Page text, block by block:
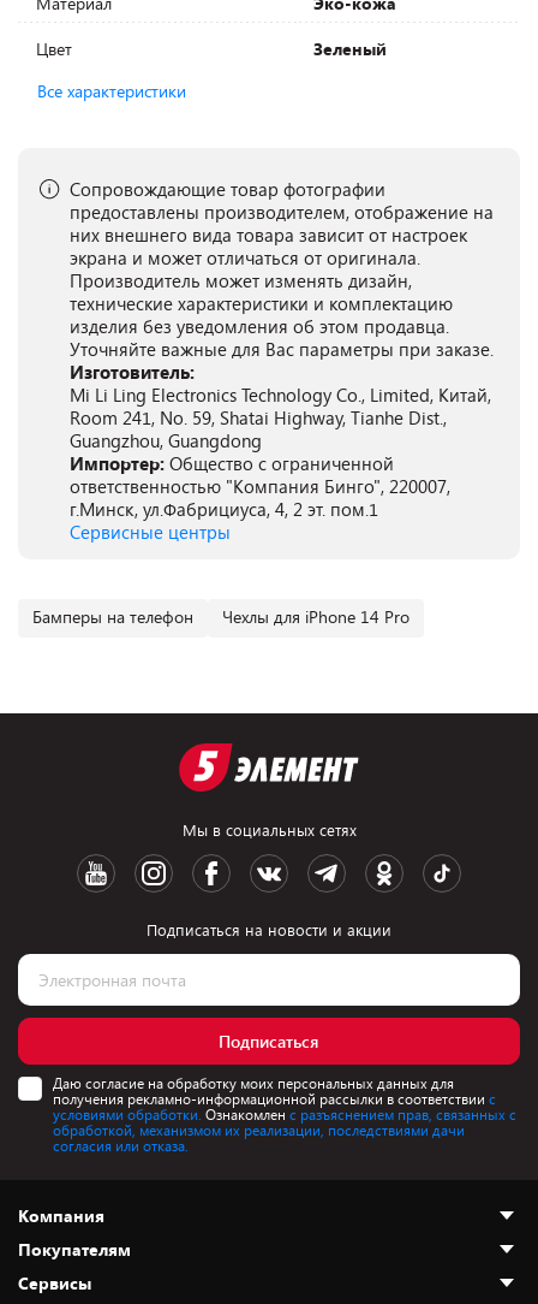
Цвет
Зеленый
Все характеристики
Сопровождающие товар фотографии
предоставлены производителем, отображение на
них внешнего вида товара зависит от настроек
экрана и может отличаться от оригинала.
Производитель может изменять дизайн,
технические характеристики и комплектацию
изделия без уведомления об этом продавца.
Уточняйте важные для Вас параметры при заказе.
Изготовитель:
Mi Li Ling Electronics Technology Co., Limited, Китай,
Room 241, No. 59, Shatai Highway, Tianhe Dist.,
Guangzhou, Guangdong
Импортер: Общество с ограниченной
ответственностью "Компания Бинго", 220007,
г.Минск, ул.Фабрициуса, 4, 2 эт. пом.1
Сервисные центры
Бамперы на телефон Чехлы для iPhone 14 Pro
Мы в социальных сетях
Подписаться на новости и акции
Подписаться
Даю согласие на обработку моих персональных данных для
получения рекламно-информационной рассылки в соответствии с
условиями обработки. Ознакомлен с разъяснением прав, связанных с
обработкой, механизмом их реализации, последствиями дачи
согласия или отказа.
Компания
О нас
Адреса магазинов
Покупателям
Сервисы